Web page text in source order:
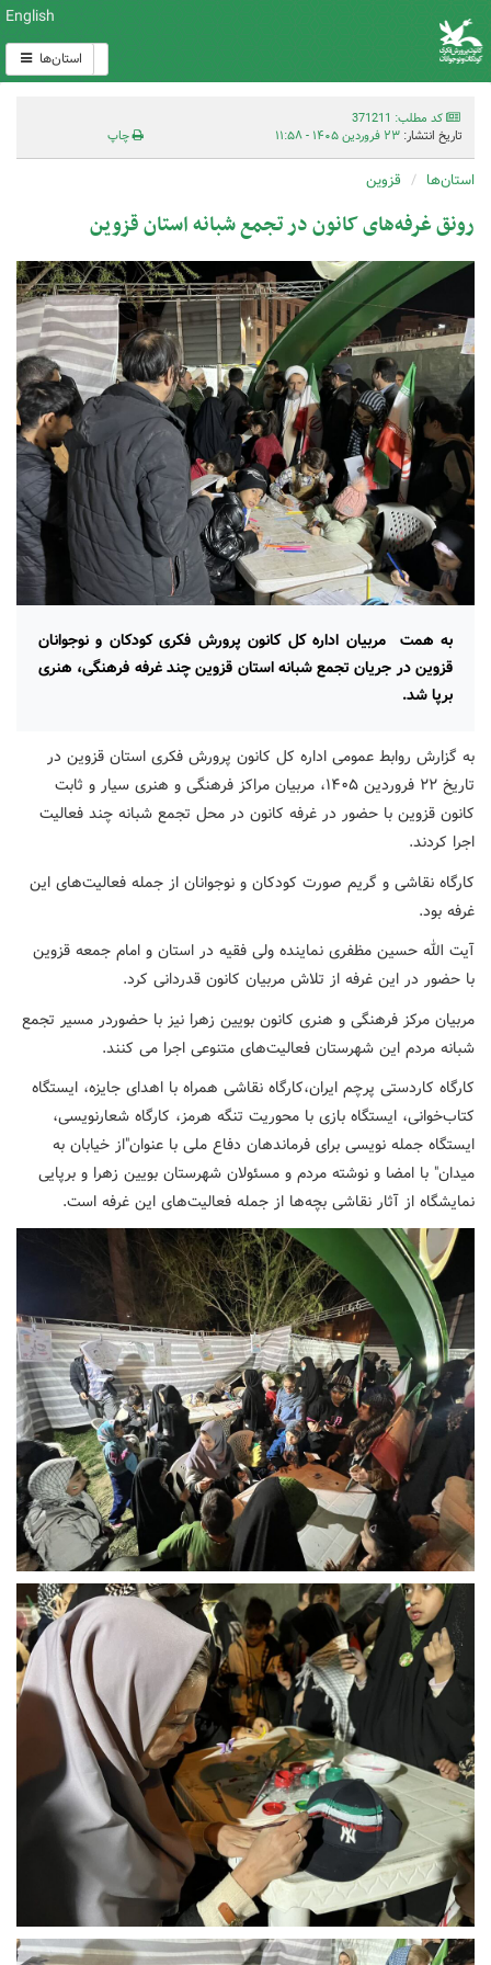
English
استان‌ها
کد مطلب: 371211
تاریخ انتشار: ۲۳ فروردین ۱۴۰۵ - ۱۱:۵۸ چاپ
استان‌ها قزوین
رونق غرفه‌های کانون در تجمع شبانه استان قزوین
به همت مربیان اداره کل کانون پرورش فکری کودکان و نوجوانان
قزوین در جریان تجمع شبانه استان قزوین چند غرفه فرهنگی، هنری
برپا شد.
به گزارش روابط عمومی اداره کل کانون پرورش فکری استان قزوین در
تاریخ ۲۲ فروردین ۱۴۰۵، مربیان مراکز فرهنگی و هنری سیار و ثابت
کانون قزوین با حضور در غرفه کانون در محل تجمع شبانه چند فعالیت
اجرا کردند.
کارگاه نقاشی و گریم صورت کودکان و نوجوانان از جمله فعالیت‌های این
غرفه بود.
آیت الله حسین مظفری نماینده ولی فقیه در استان و امام جمعه قزوین
با حضور در این غرفه از تلاش مربیان کانون قدردانی کرد.
مربیان مرکز فرهنگی و هنری کانون بویین زهرا نیز با حضوردر مسیر تجمع
شبانه مردم این شهرستان فعالیت‌های متنوعی اجرا می کنند.
کارگاه کاردستی پرچم ایران،کارگاه نقاشی همراه با اهدای جایزه، ایستگاه
کتاب‌خوانی، ایستگاه بازی با محوریت تنگه هرمز، کارگاه شعارنویسی،
ایستگاه جمله نویسی برای فرماندهان دفاع ملی با عنوان"از خیابان به
میدان" با امضا و نوشته مردم و مسئولان شهرستان بویین زهرا و برپایی
نمایشگاه از آثار نقاشی بچه‌ها از جمله فعالیت‌های این غرفه است.